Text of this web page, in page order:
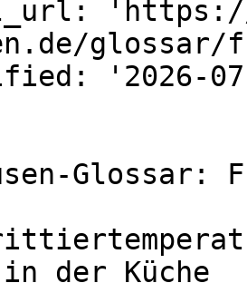
'https://
glossar/
'2026-
Glossar:
in der Küche